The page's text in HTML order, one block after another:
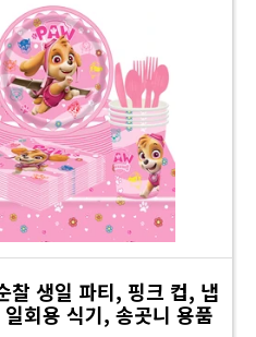
찰 생일 파티, 핑크 컵, 냅
회용 식기, 송곳니 용품